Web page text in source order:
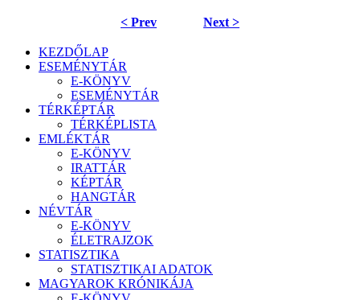
< Prev Next >
KEZDŐLAP
ESEMÉNYTÁR
E-KÖNYV
ESEMÉNYTÁR
TÉRKÉPTÁR
TÉRKÉPLISTA
EMLÉKTÁR
E-KÖNYV
IRATTÁR
KÉPTÁR
HANGTÁR
NÉVTÁR
E-KÖNYV
ÉLETRAJZOK
STATISZTIKA
STATISZTIKAI ADATOK
MAGYAROK KRÓNIKÁJA